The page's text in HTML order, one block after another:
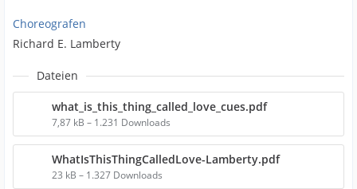
Choreografen
Richard E. Lamberty
Dateien
what_is_this_thing_called_love_cues.pdf
7,87 kB – 1.231 Downloads
WhatIsThisThingCalledLove-Lamberty.pdf
23 kB – 1.327 Downloads